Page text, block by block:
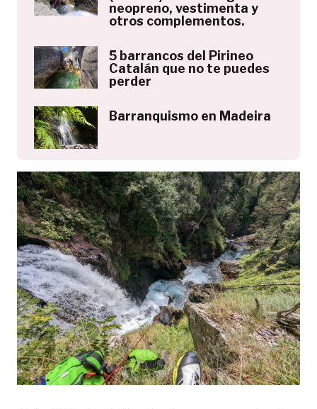
neopreno, vestimenta y
otros complementos.
5 barrancos del Pirineo
Catalán que no te puedes
perder
Barranquismo en Madeira